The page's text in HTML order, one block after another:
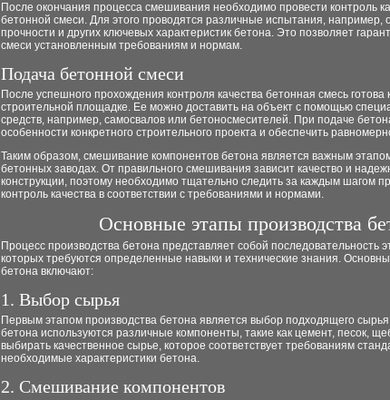
После окончания процесса смешивания необходимо провести контроль
бетонной смеси. Для этого проводятся различные испытания, например,
прочности и других ключевых характеристик бетона. Это позволяет
смеси установленным требованиям и нормам.
Подача бетонной смеси
После успешного прохождения контроля качества бетонная смесь готова
строительной площадке. Ее можно доставить на объект с помощью
средств, например, самосвалов или бетоносмесителей. При подаче
особенности конкретного строительного проекта и обеспечить
Таким образом, смешивание компонентов бетона является важным
бетонных заводах. От правильного смешивания зависит качество и
конструкции, поэтому необходимо тщательно следить за каждым шагом
контроль качества в соответствии с требованиями и нормами.
Основные этапы производства
Процесс производства бетона представляет собой последовательность
которых требуются определенные навыки и технические знания.
бетона включают:
1. Выбор сырья
Первым этапом производства бетона является выбор подходящего
бетона используются различные компоненты, такие как цемент, песок,
выбирать качественное сырье, которое соответствует требованиям
необходимые характеристики бетона.
2. Смешивание компонентов